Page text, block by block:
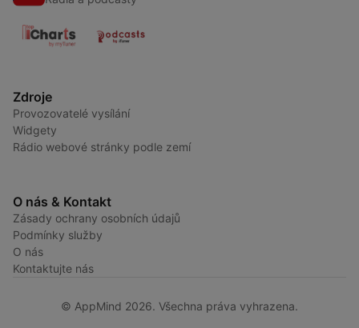
Zdroje
Provozovatelé vysílání
Widgety
Rádio webové stránky podle zemí
O nás & Kontakt
Zásady ochrany osobních údajů
Podmínky služby
O nás
Kontaktujte nás
© AppMind 2026. Všechna práva vyhrazena.